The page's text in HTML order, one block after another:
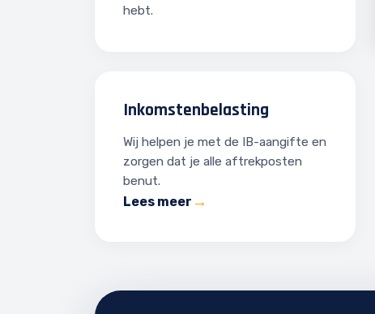
hebt.
Inkomstenbelasting
Wij helpen je met de IB-aangifte en
zorgen dat je alle aftrekposten
benut.
Lees meer